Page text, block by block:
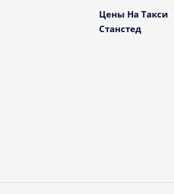
Цены На Такси
Станстед